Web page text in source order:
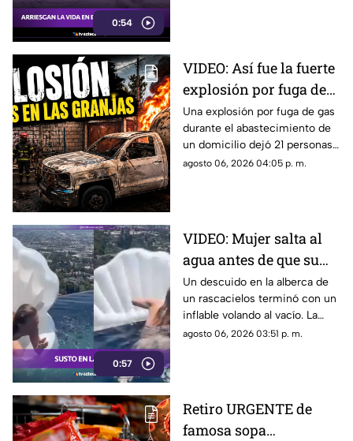
0:54
VIDEO: Así fue la fuerte
explosión por fuga de
gas en Cuernavaca: 21
heridos
Una explosión por fuga de gas
durante el abastecimiento de
un domicilio dejó 21 personas
heridas y daños en viviendas y
agosto 06, 2026 04:05 p. m.
0:57
VIDEO: Mujer salta al
agua antes de que su
inflable vuele al vacío
en un rascacielos
Un descuido en la alberca de
un rascacielos terminó con un
inflable volando al vacío. La
rápida reacción de una mujer
agosto 06, 2026 03:51 p. m.
Retiro URGENTE de
famosa sopa